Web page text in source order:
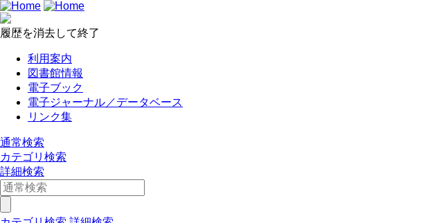
履歴を消去して終了
利用案内
図書館情報
電子ブック
電子ジャーナル／データベース
リンク集
通常検索
カテゴリ検索
詳細検索